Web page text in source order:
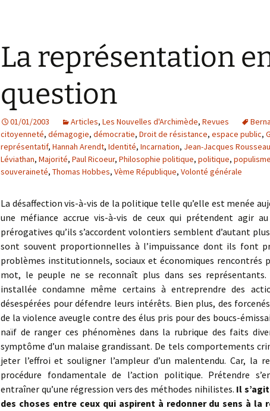
La représentation
question
01/01/2003 Articles, Les Nouvelles d'Archimède, Revues
citoyenneté, démagogie, démocratie, Droit de résistance, espace public,
représentatif, Hannah Arendt, Identité, Incarnation, Jean-Jacques Rousseau
Léviathan, Majorité, Paul Ricoeur, Philosophie politique, politique, populisme
souveraineté, Thomas Hobbes, Vème République, Volonté générale
La désaffection vis-à-vis de la politique telle qu’elle est menée
une méfiance accrue vis-à-vis de ceux qui prétendent agir
prérogatives qu’ils s’accordent volontiers semblent d’autant
sont souvent proportionnelles à l’impuissance dont ils font
problèmes institutionnels, sociaux et économiques rencontrés
mot, le peuple ne se reconnaît plus dans ses représentants.
installée condamne même certains à entreprendre des
désespérées pour défendre leurs intérêts. Bien plus, des
de la violence aveugle contre des élus pris pour des boucs-
naïf de ranger ces phénomènes dans la rubrique des faits
symptôme d’un malaise grandissant. De tels comportements
jeter l’effroi et souligner l’ampleur d’un malentendu. Car, la
procédure fondamentale de l’action politique. Prétendre
entraîner qu’une régression vers des méthodes nihilistes. Il
des choses entre ceux qui aspirent à redonner du sens à la